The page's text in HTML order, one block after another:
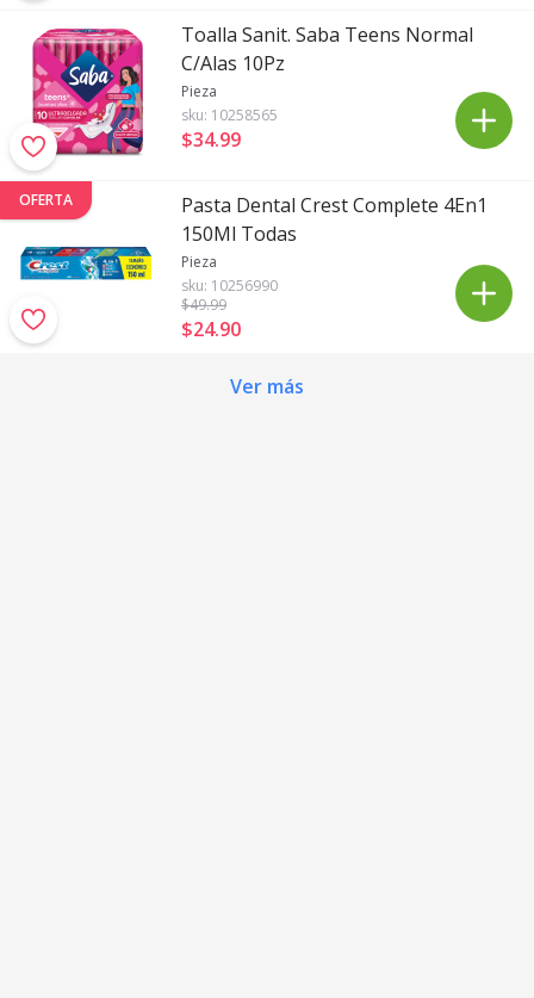
Toalla Sanit. Saba Teens Normal
C/Alas 10Pz
Pieza
sku: 10258565
$34.99
OFERTA
Pasta Dental Crest Complete 4En1
150Ml Todas
Pieza
sku: 10256990
$49.99
$24.90
Ver más